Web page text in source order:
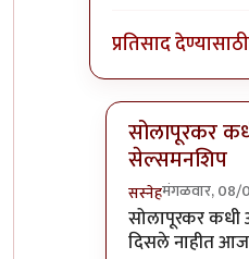
प्रतिसाद देण्यासाठी
सोलापूरकर
सेल्समनशिप
सस्नेहमंगळवार, 08/
In reply toतसं
सोलापूरकर कधी
दिसले नाहीत